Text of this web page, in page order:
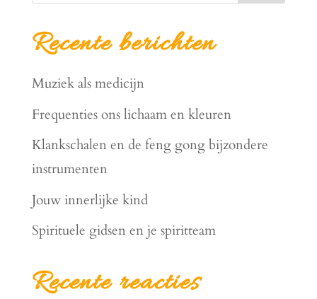
Recente berichten
Muziek als medicijn
Frequenties ons lichaam en kleuren
Klankschalen en de feng gong bijzondere
instrumenten
Jouw innerlijke kind
Spirituele gidsen en je spiritteam
Recente reacties